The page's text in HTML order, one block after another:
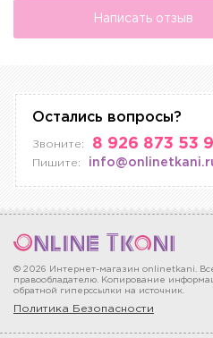
Написать отзыв
Остались вопросы?
Звоните: 8 926 873 53
Пишите:
© 2026 Интернет-магазин onlinetkani.
правообладателю. Копирование
обратной гиперссылки на источник.
Политика Безопасности